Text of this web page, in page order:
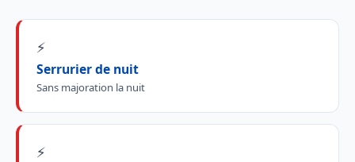
⚡
Serrurier de nuit
Sans majoration la nuit
⚡